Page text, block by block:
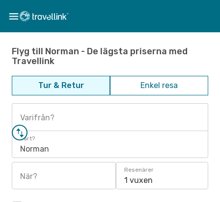
Flyg till Norman - De lägsta priserna med
Travellink
Tur & Retur Enkel resa
Varifrån?
Vart?
Norman
När?
Resenärer
1 vuxen